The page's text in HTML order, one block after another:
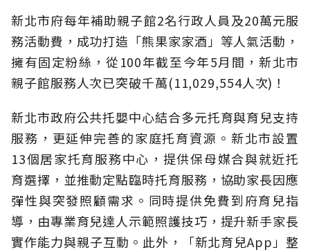
新北市府每年補助親子館2名行政人員及20萬元服
務活動費，成功打造「熊果家家酒」等人氣活動，
擁有固定粉絲，從100年截至今年5月間，新北市
親子館服務人次已突破千萬(11,029,554人次)！
新北市政府公共托嬰中心結合多元托育與育兒支持
服務，更延伸完善的家庭托育資源。新北市設置
13個居家托育服務中心，提供保母媒合與就近托
育選擇，並推動定點臨時托育服務，協助家長因應
彈性與突發照顧需求。同時提供免費到府育兒指
導，由專業育兒達人示範照護技巧，提升新手家長
實作能力與親子互動。此外，「新北育兒App」整